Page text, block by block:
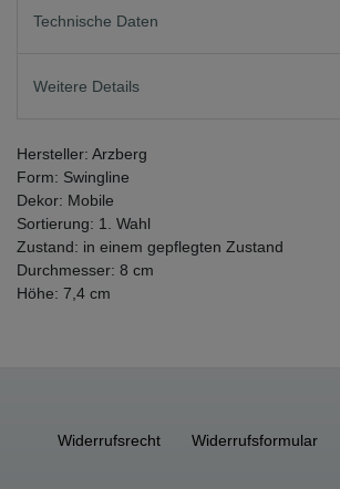
Technische Daten
Weitere Details
Hersteller: Arzberg
Form: Swingline
Dekor: Mobile
Sortierung: 1. Wahl
Zustand: in einem gepflegten Zustand
Durchmesser: 8 cm
Höhe: 7,4 cm
Widerrufs­recht Widerrufs­formular